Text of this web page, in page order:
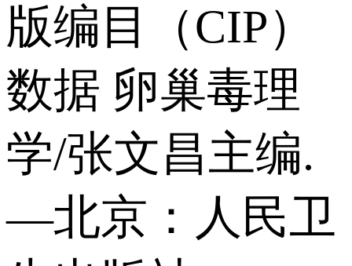
版编目（CIP）
数据 卵巢毒理
学/张文昌主编.
—北京：人民卫